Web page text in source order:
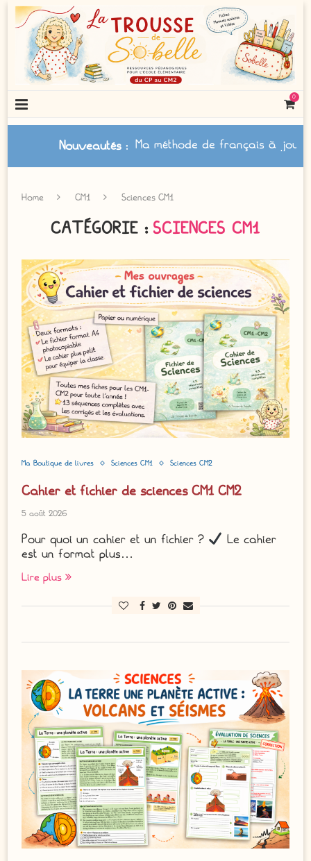
0
Nouveautés: Ma méthode de français à jour / Le
Home CM1 Sciences CM1
CATÉGORIE : SCIENCES CM1
Ma Boutique de livres Sciences CM1 Sciences CM2
Cahier et fichier de sciences CM1 CM2
5 août 2026
Pour quoi un cahier et un fichier ?
Le cahier
est un format plus…
Lire plus